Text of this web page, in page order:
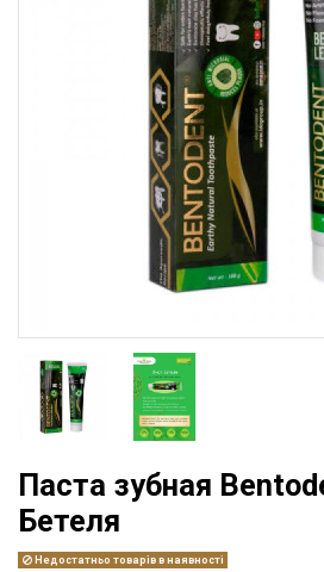
Паста зубная
Бетеля
Недостатньо товарів в наявності